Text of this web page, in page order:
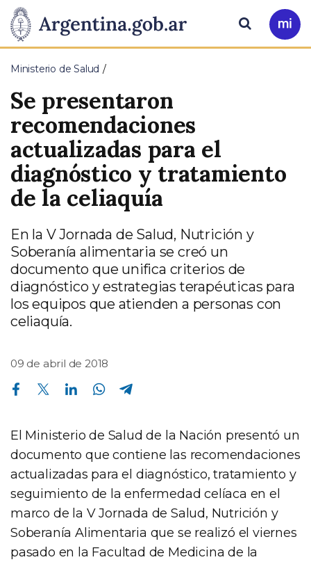
Presidencia
de
la
Nación
Pasar al contenido principal
Ir
a
Buscar
Ministerio de Salud
Se presentaron
recomendaciones
actualizadas para el
diagnóstico y tratamiento
de la celiaquía
En la V Jornada de Salud, Nutrición y
Soberanía alimentaria se creó un
documento que unifica criterios de
diagnóstico y estrategias terapéuticas para
los equipos que atienden a personas con
celiaquía.
09 de abril de 2018
Compartir en Facebook Compartir en Twitter Compartir en Linkedin Compartir en Whatsapp
El Ministerio de Salud de la Nación presentó un
documento que contiene las recomendaciones
actualizadas para el diagnóstico, tratamiento y
seguimiento de la enfermedad celíaca en el
marco de la V Jornada de Salud, Nutrición y
Soberanía Alimentaria que se realizó el viernes
pasado en la Facultad de Medicina de la